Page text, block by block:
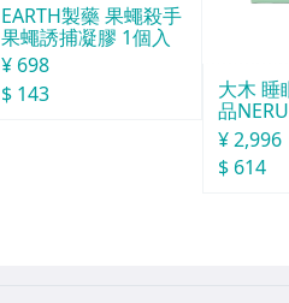
EARTH製藥 果蠅殺手
果蠅誘捕凝膠 1個入
¥ 698
$ 143
大木 睡
品
袋
¥ 2,996
$ 614